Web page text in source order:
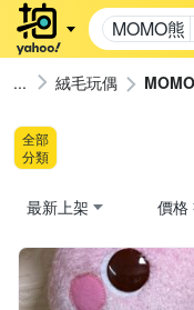
MOMO熊
絨毛玩偶
全部
分類
最新上架 價格